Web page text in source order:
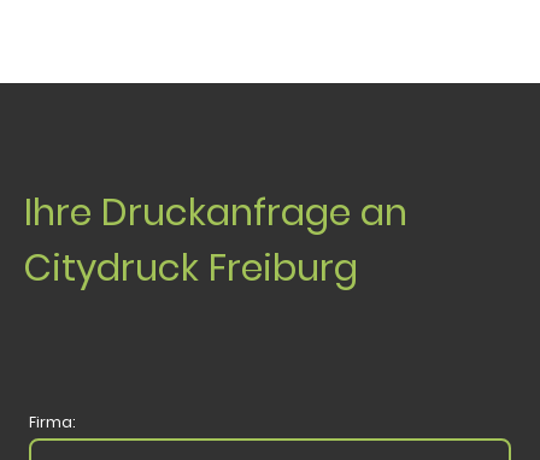
Ihre Druckanfrage an
Citydruck Freiburg
Firma: